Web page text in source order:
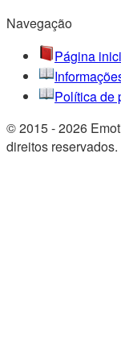
Navegação
Página
Política de
© 2015 - 2026
direitos reservados.